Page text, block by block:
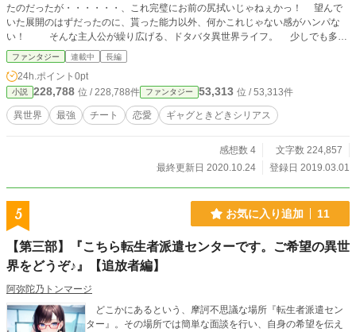
たのだったが・・・・・・、これ完璧にお前の尻拭いじゃねぇかっ！ 望んで
いた展開のはずだったのに、貰った能力以外、何かこれじゃない感がハンパな
い！ そんな主人公が繰り広げる、ドタバタ異世界ライフ。 少しでも多く
の方々に読んで頂けると嬉しいです。（懇願 この作品は小説家になろう に
も投稿しております。
ファンタジー 連載中 長編
24h.ポイント 0pt
小説 228,788 位 / 228,788件 ファンタジー 53,313 位 / 53,313件
異世界 最強 チート 恋愛 ギャグときどきシリアス
感想数 4
文字数 224,857
最終更新日 2020.10.24
登録日 2019.03.01
5 お気に入り追加 11
【第三部】『こちら転生者派遣センターです。ご希望の異世
界をどうぞ♪』【追放者編】
阿弥陀乃トンマージ
どこかにあるという、摩訶不思議な場所『転生者派遣セン
ター』。その場所では簡単な面談を行い、自身の希望を伝え